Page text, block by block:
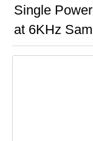
Single
at 6KHz